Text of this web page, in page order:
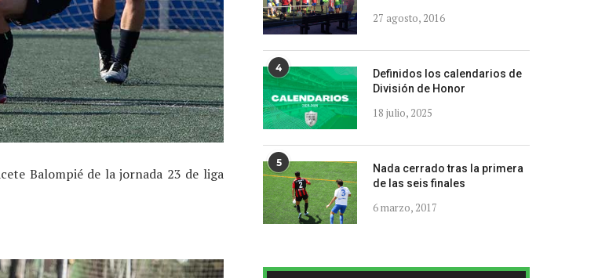
Balompié de la jornada 23 de liga
27 agosto, 2016
4
Definidos los calendarios de
División de Honor
18 julio, 2025
5
Nada cerrado tras la primera
de las seis finales
6 marzo, 2017